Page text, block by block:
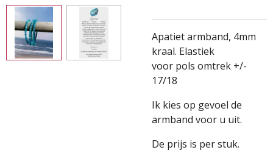
Apatiet armband, 4mm
kraal. Elastiek
voor pols omtrek +/-
17/18
Ik kies op gevoel de
armband voor u uit.
De prijs is per stuk.